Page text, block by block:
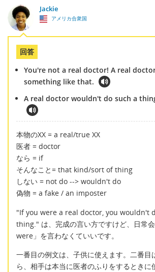
Jackie
アメリカ合衆国
回答
You're not a real doctor! A real
something like that.
A real doctor wouldn't do such a
本物のXX = a real/true XX
医者 = doctor
なら = if
そんなこと= that kind/sort of thing
しない = not do --> wouldn't do
偽物 = a fake / an imposter
"If you were a real doctor, you wouldn't
thing." は、完成の言い方ですけど、日常
were」を言わなくていいです。
一番目の例文は、子供に使えます。二番目
ら、相手は本当に医者のふりをするときに